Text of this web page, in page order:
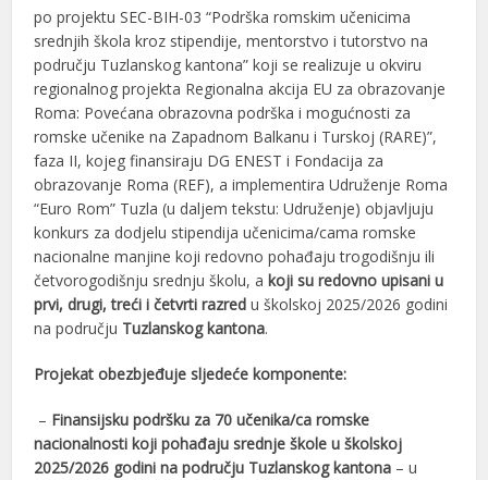
po projektu SEC-BIH-03 “Podrška romskim učenicima
srednjih škola kroz stipendije, mentorstvo i tutorstvo na
području Tuzlanskog kantona” koji se realizuje u okviru
regionalnog projekta Regionalna akcija EU za obrazovanje
Roma: Povećana obrazovna podrška i mogućnosti za
romske učenike na Zapadnom Balkanu i Turskoj (RARE)”,
faza II, kojeg finansiraju DG ENEST i Fondacija za
obrazovanje Roma (REF), a implementira Udruženje Roma
“Euro Rom” Tuzla (u daljem tekstu: Udruženje) objavljuju
konkurs za dodjelu stipendija učenicima/cama romske
nacionalne manjine koji redovno pohađaju trogodišnju ili
četvorogodišnju srednju školu, a koji su redovno upisani u
prvi, drugi, treći i četvrti razred u školskoj 2025/2026 godini
na području Tuzlanskog kantona.
Projekat obezbjeđuje sljedeće komponente:
– Finansijsku podršku za 70 učenika/ca romske
nacionalnosti koji pohađaju srednje škole u školskoj
2025/2026 godini na području Tuzlanskog kantona – u